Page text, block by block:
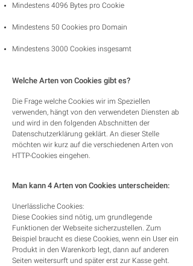
Mindestens 4096 Bytes pro Cookie
Mindestens 50 Cookies pro Domain
Mindestens 3000 Cookies insgesamt
Welche Arten von Cookies gibt es?
Die Frage welche Cookies wir im Speziellen
verwenden, hängt von den verwendeten Diensten ab
und wird in den folgenden Abschnitten der
Datenschutzerklärung geklärt. An dieser Stelle
möchten wir kurz auf die verschiedenen Arten von
HTTP-Cookies eingehen.
Man kann 4 Arten von Cookies unterscheiden:
Unerlässliche Cookies:
Diese Cookies sind nötig, um grundlegende
Funktionen der Webseite sicherzustellen. Zum
Beispiel braucht es diese Cookies, wenn ein User ein
Produkt in den Warenkorb legt, dann auf anderen
Seiten weitersurft und später erst zur Kasse geht.